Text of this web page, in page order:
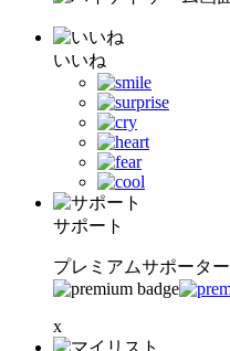
いいね
サポート
プレミアムサポーター
x